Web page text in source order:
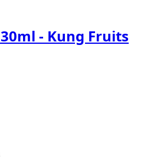
- Kung Fruits